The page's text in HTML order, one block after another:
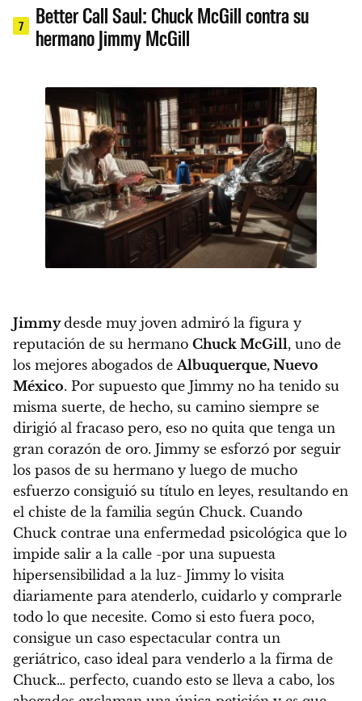
7
Better Call Saul: Chuck McGill contra su
hermano Jimmy McGill
Jimmydesde muy joven admiró la figura y
reputación de su hermano Chuck McGill, uno de
los mejores abogados de Albuquerque, Nuevo
México. Por supuesto que Jimmy no ha tenido su
misma suerte, de hecho, su camino siempre se
dirigió al fracaso pero, eso no quita que tenga un
gran corazón de oro. Jimmy se esforzó por seguir
los pasos de su hermano y luego de mucho
esfuerzo consiguió su título en leyes, resultando en
el chiste de la familia según Chuck. Cuando
Chuck contrae una enfermedad psicológica que lo
impide salir a la calle -por una supuesta
hipersensibilidad a la luz- Jimmy lo visita
diariamente para atenderlo, cuidarlo y comprarle
todo lo que necesite. Como si esto fuera poco,
consigue un caso espectacular contra un
geriátrico, caso ideal para venderlo a la firma de
Chuck… perfecto, cuando esto se lleva a cabo, los